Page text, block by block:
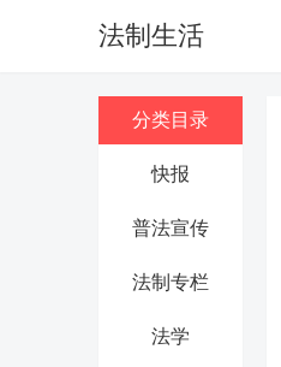
法制生活
分类目录
快报
普法宣传
法制专栏
法学